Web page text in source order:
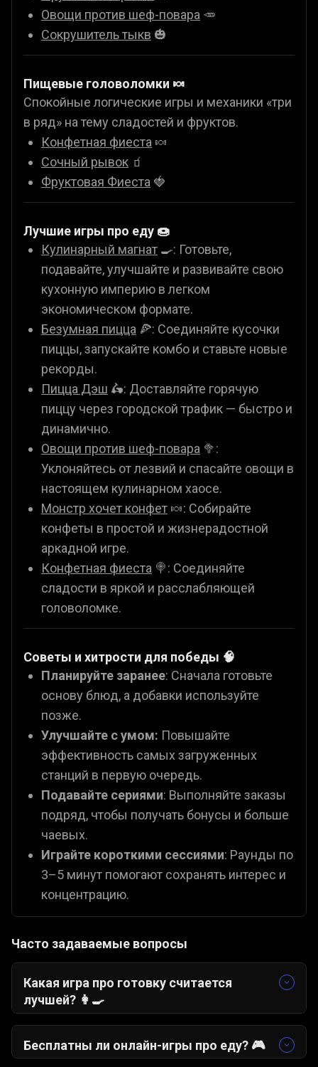
Овощи против шеф-повара 🥕
Сокрушитель тыкв 🎃
Пищевые головоломки 🍬
Спокойные логические игры и механики «три
в ряд» на тему сладостей и фруктов.
Конфетная фиеста 🍬
Сочный рывок 🧃
Фруктовая Фиеста 🍓
Лучшие игры про еду 🍩
Кулинарный магнат 🍳: Готовьте,
подавайте, улучшайте и развивайте свою
кухонную империю в легком
экономическом формате.
Безумная пицца 🍕: Соединяйте кусочки
пиццы, запускайте комбо и ставьте новые
рекорды.
Пицца Дэш 🛵: Доставляйте горячую
пиццу через городской трафик — быстро и
динамично.
Овощи против шеф-повара 🥦:
Уклоняйтесь от лезвий и спасайте овощи в
настоящем кулинарном хаосе.
Монстр хочет конфет 🍬: Собирайте
конфеты в простой и жизнерадостной
аркадной игре.
Конфетная фиеста 🍭: Соединяйте
сладости в яркой и расслабляющей
головоломке.
Советы и хитрости для победы 🧠
Планируйте заранее: Сначала готовьте
основу блюд, а добавки используйте
позже.
Улучшайте с умом: Повышайте
эффективность самых загруженных
станций в первую очередь.
Подавайте сериями: Выполняйте заказы
подряд, чтобы получать бонусы и больше
чаевых.
Играйте короткими сессиями: Раунды по
3–5 минут помогают сохранять интерес и
концентрацию.
Часто задаваемые вопросы
Какая игра про готовку считается
лучшей? 👩‍🍳
Кулинарный магнат— отличный выбор для
тех, кто любит управлять кухней и улучшать
оборудование. Для более быстрого темпа
Бесплатны ли онлайн-игры про еду? 🎮
Да. Все игры про еду на Gamezop полностью